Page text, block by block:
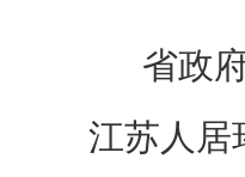
省政
江苏人居